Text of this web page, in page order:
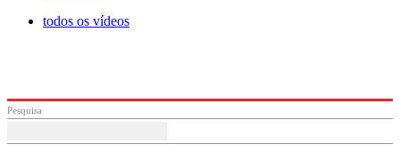
todos os vídeos
Pesquisa